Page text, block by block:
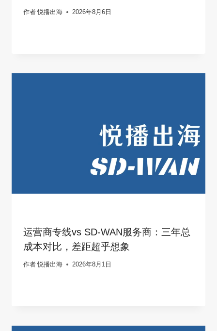
作者 悦播出海 2026年8月6日
运营商专线vs SD-WAN服务商：三年总
成本对比，差距超乎想象
作者 悦播出海 2026年8月1日